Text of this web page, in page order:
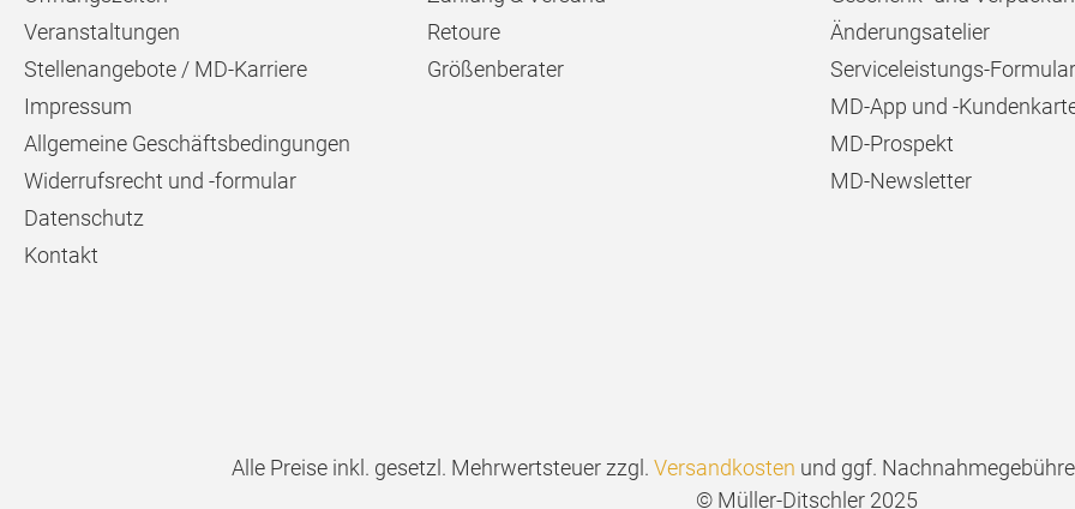
Veranstaltungen
Stellenangebote / MD-Karriere
Impressum
Allgemeine Geschäftsbedingungen
Widerrufsrecht und -formular
Datenschutz
Kontakt
Retoure
Größenberater
Änderungsatelier
Serviceleistungs-Formular
MD-App und -
MD-Prospekt
MD-Newsletter
Alle Preise inkl. gesetzl. Mehrwertsteuer zzgl. Versandkosten und ggf.
© Müller-Ditschler 2025